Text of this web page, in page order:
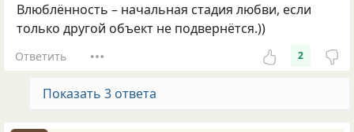
Влюблённость – начальная стадия любви, если
только другой объект не подвернётся.))
Ответить 2
Показать 3 ответа